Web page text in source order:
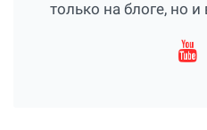
только на блоге, но